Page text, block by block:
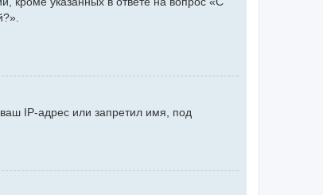
IP-адрес или запретил имя, под